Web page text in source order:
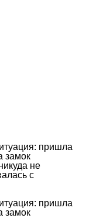
пришла
замок
не
с
пришла
замок